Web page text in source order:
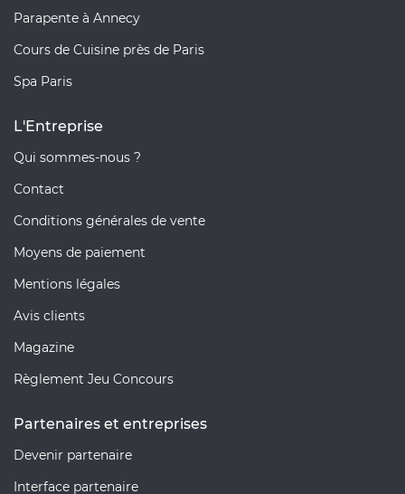
Parapente à Annecy
Cours de Cuisine près de Paris
Spa Paris
L'Entreprise
Qui sommes-nous ?
Contact
Conditions générales de vente
Moyens de paiement
Mentions légales
Avis clients
Magazine
Règlement Jeu Concours
Partenaires et entreprises
Devenir partenaire
Interface partenaire